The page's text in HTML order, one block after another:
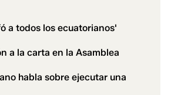
a todos los ecuatorianos'
a la carta en la Asamblea
habla sobre ejecutar una